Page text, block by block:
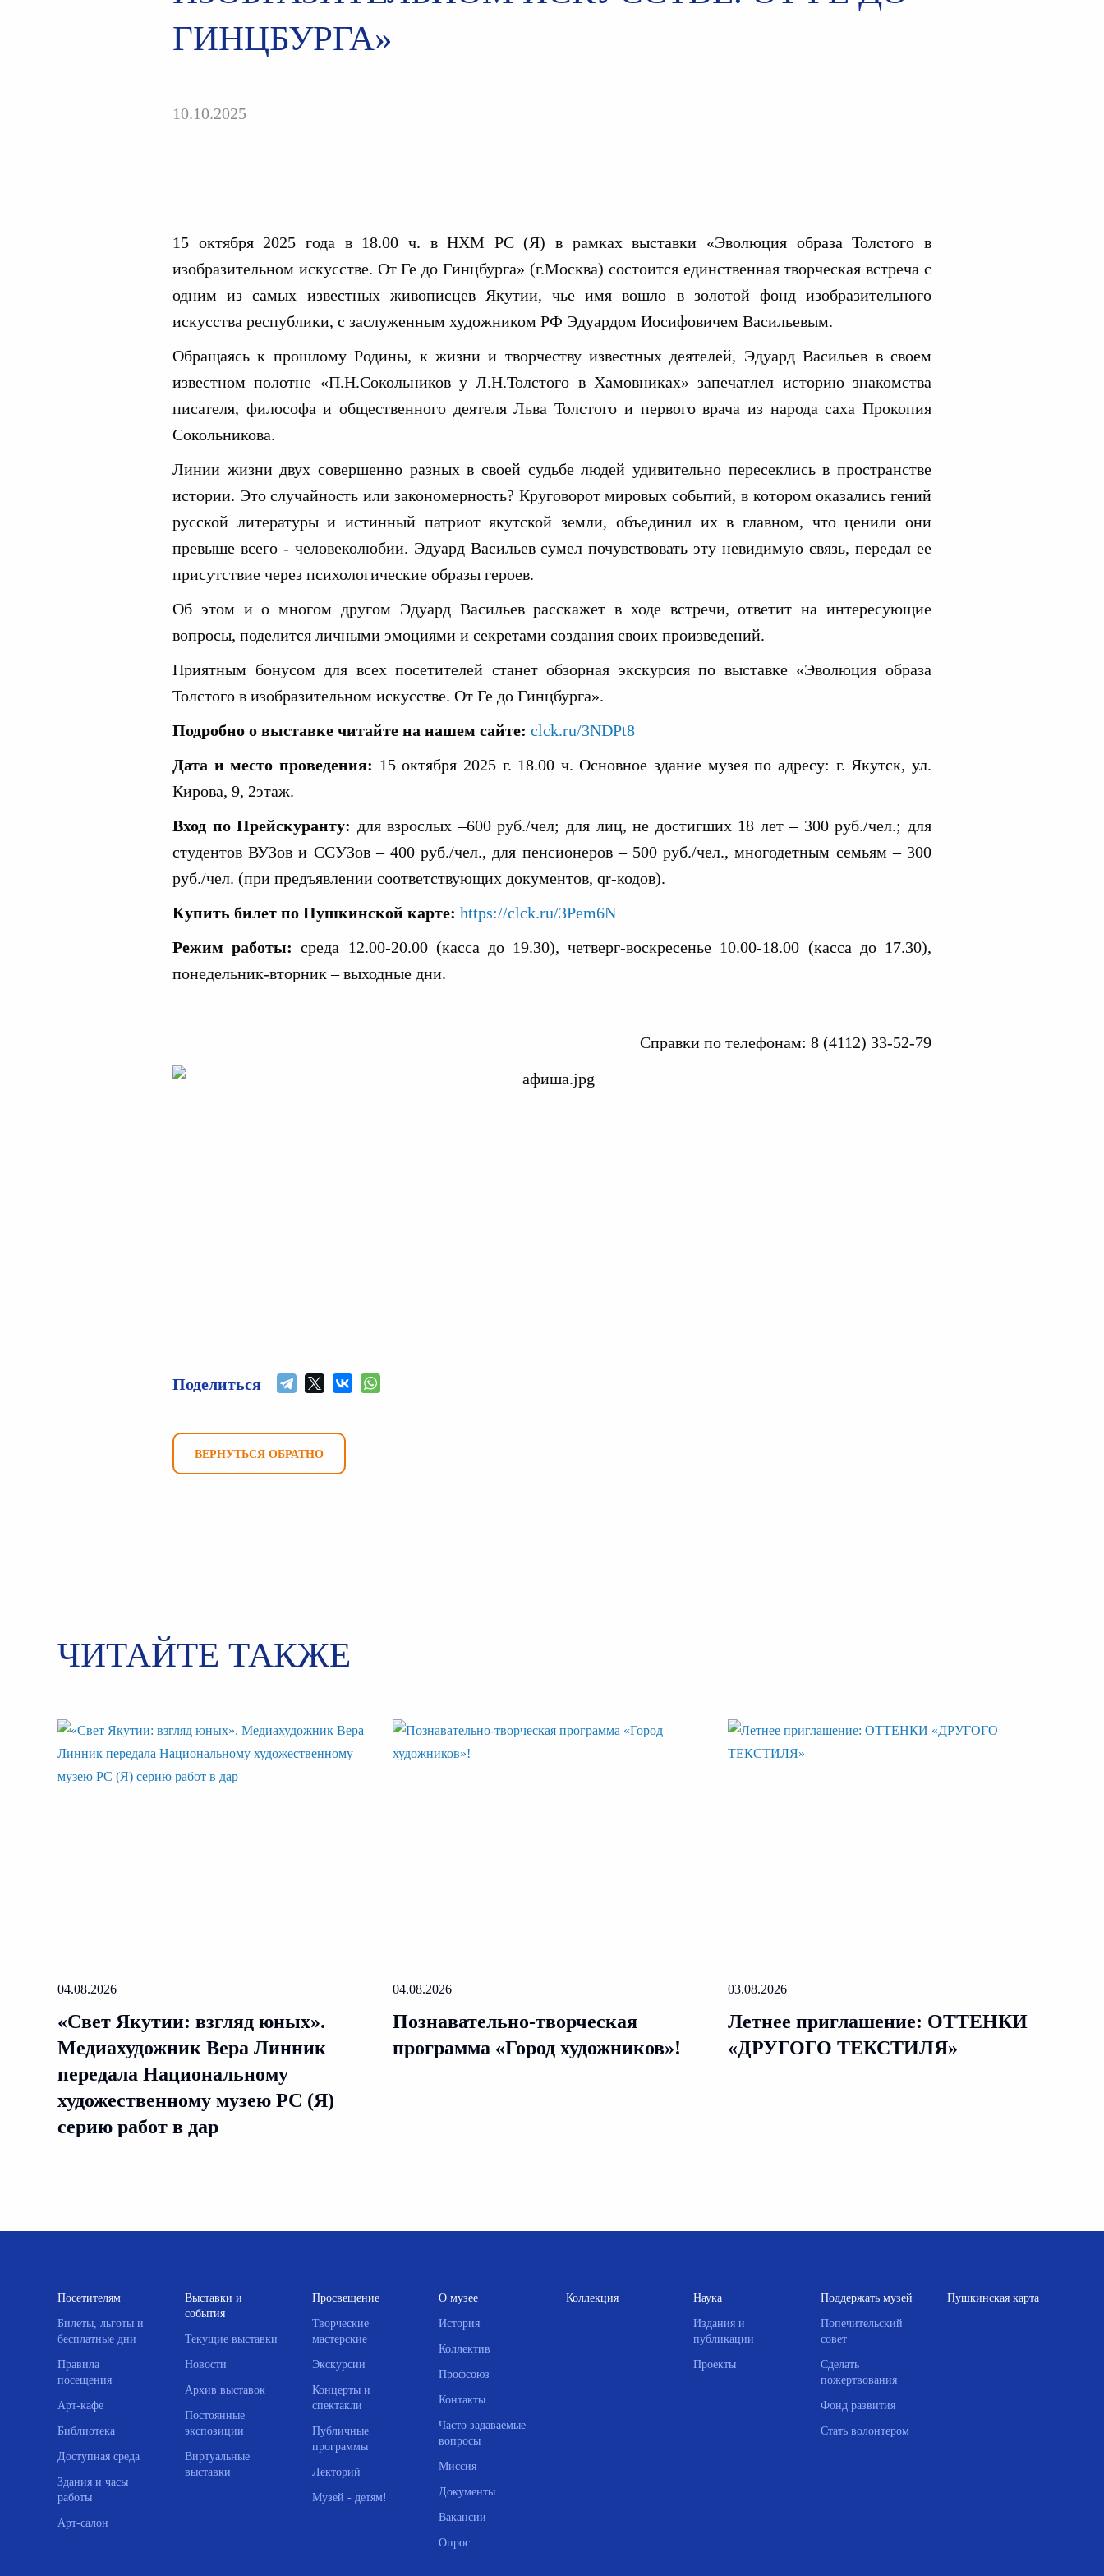
ГИНЦБУРГА»
10.10.2025
15 октября 2025 года в 18.00 ч. в НХМ РС (Я) в рамках выставки «Эволюция образа Толстого в
изобразительном искусстве. От Ге до Гинцбурга» (г.Москва) состоится единственная творческая встреча с
одним из самых известных живописцев Якутии, чье имя вошло в золотой фонд изобразительного
искусства республики, с заслуженным художником РФ Эдуардом Иосифовичем Васильевым.
Обращаясь к прошлому Родины, к жизни и творчеству известных деятелей, Эдуард Васильев в своем
известном полотне «П.Н.Сокольников у Л.Н.Толстого в Хамовниках» запечатлел историю знакомства
писателя, философа и общественного деятеля Льва Толстого и первого врача из народа саха Прокопия
Сокольникова.
Линии жизни двух совершенно разных в своей судьбе людей удивительно пересеклись в пространстве
истории. Это случайность или закономерность? Круговорот мировых событий, в котором оказались гений
русской литературы и истинный патриот якутской земли, объединил их в главном, что ценили они
превыше всего - человеколюбии. Эдуард Васильев сумел почувствовать эту невидимую связь, передал ее
присутствие через психологические образы героев.
Об этом и о многом другом Эдуард Васильев расскажет в ходе встречи, ответит на интересующие
вопросы, поделится личными эмоциями и секретами создания своих произведений.
Приятным бонусом для всех посетителей станет обзорная экскурсия по выставке «Эволюция образа
Толстого в изобразительном искусстве. От Ге до Гинцбурга».
Подробно о выставке читайте на нашем сайте: clck.ru/3NDPt8
Дата и место проведения: 15 октября 2025 г. 18.00 ч. Основное здание музея по адресу: г. Якутск, ул.
Кирова, 9, 2этаж.
Вход по Прейскуранту: для взрослых –600 руб./чел; для лиц, не достигших 18 лет – 300 руб./чел.; для
студентов ВУЗов и ССУЗов – 400 руб./чел., для пенсионеров – 500 руб./чел., многодетным семьям – 300
руб./чел. (при предъявлении соответствующих документов, qr-кодов).
Купить билет по Пушкинской карте: https://clck.ru/3Pem6N
Режим работы:среда 12.00-20.00 (касса до 19.30), четверг-воскресенье 10.00-18.00 (касса до 17.30),
понедельник-вторник – выходные дни.
Справки по телефонам: 8 (4112) 33-52-79
Поделиться
ВЕРНУТЬСЯ ОБРАТНО
ЧИТАЙТЕ ТАКЖЕ
04.08.2026
«Свет Якутии: взгляд юных».
Медиахудожник Вера Линник
передала Национальному
художественному музею РС (Я)
серию работ в дар
04.08.2026
Познавательно-творческая
программа «Город художников»!
03.08.2026
Летнее приглашение: ОТТЕНКИ
«ДРУГОГО ТЕКСТИЛЯ»
Посетителям
Билеты, льготы и
бесплатные дни
Правила
посещения
Арт-кафе
Библиотека
Доступная среда
Здания и часы
работы
Арт-салон
Выставки и
события
Текущие выставки
Новости
Архив выставок
Постоянные
экспозиции
Виртуальные
выставки
Просвещение
Творческие
мастерские
Экскурсии
Концерты и
спектакли
Публичные
программы
Лекторий
Музей - детям!
О музее
История
Коллектив
Профсоюз
Контакты
Часто задаваемые
вопросы
Миссия
Документы
Вакансии
Опрос
Коллекция Наука
Издания и
публикации
Проекты
Поддержать музей
Попечительский
совет
Сделать
пожертвования
Фонд развития
Стать волонтером
Пушкинская карта